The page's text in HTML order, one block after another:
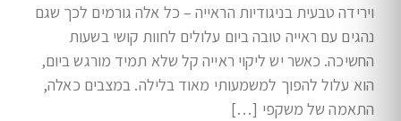
וירידה טבעית בניגודיות הראייה – כל אלה גורמים לכך שגם
נהגים עם ראייה טובה ביום עלולים לחוות קושי בשעות
החשיכה. כאשר יש ליקוי ראייה קל שלא תמיד מורגש ביום,
הוא עלול להפוך למשמעותי מאוד בלילה. במצבים כאלה,
התאמה של משקפי […]